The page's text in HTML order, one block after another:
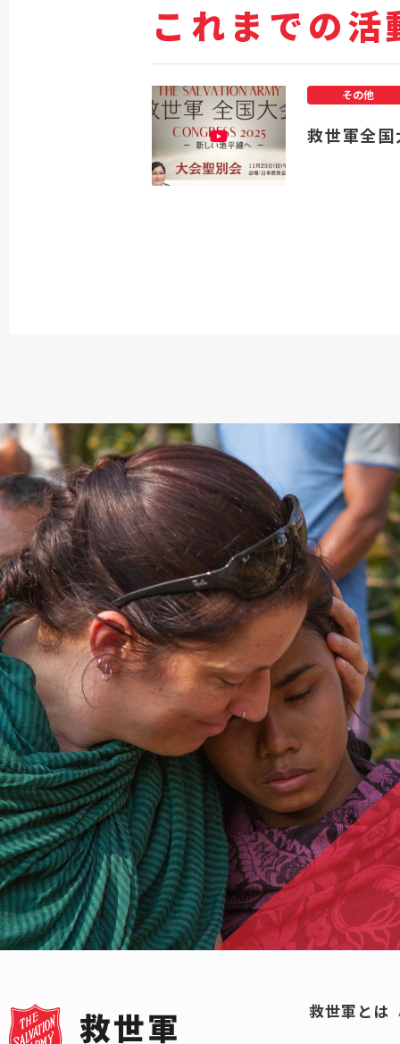
これまでの活
救世軍全
その他
救世軍とは